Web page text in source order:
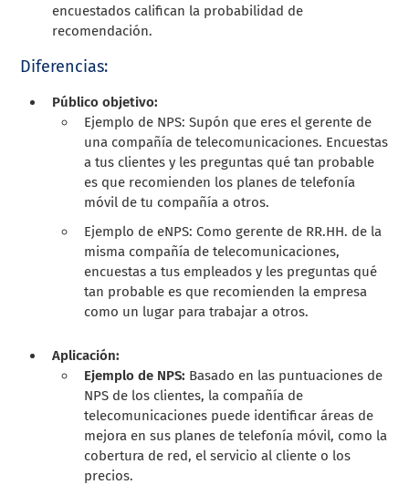
encuestados califican la probabilidad de
recomendación.
Diferencias:
Público objetivo:
Ejemplo de NPS: Supón que eres el gerente de
una compañía de telecomunicaciones. Encuestas
a tus clientes y les preguntas qué tan probable
es que recomienden los planes de telefonía
móvil de tu compañía a otros.
Ejemplo de eNPS: Como gerente de RR.HH. de la
misma compañía de telecomunicaciones,
encuestas a tus empleados y les preguntas qué
tan probable es que recomienden la empresa
como un lugar para trabajar a otros.
Aplicación:
Ejemplo de NPS: Basado en las puntuaciones de
NPS de los clientes, la compañía de
telecomunicaciones puede identificar áreas de
mejora en sus planes de telefonía móvil, como la
cobertura de red, el servicio al cliente o los
precios.